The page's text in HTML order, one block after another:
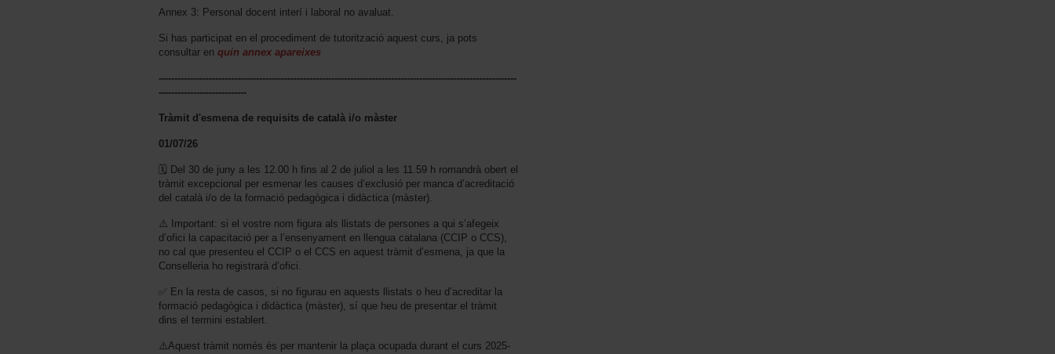
Annex 3: Personal docent interí i laboral no avaluat.
Si has participat en el procediment de tutorització aquest curs, ja pots
consultar en quin annex apareixes
------------------------------------------------------------------------------------------------------------------
----------------------------
Tràmit d'esmena de requisits de català i/o màster
01/07/26
🗓️ Del 30 de juny a les 12.00 h fins al 2 de juliol a les 11.59 h romandrà obert el
tràmit excepcional per esmenar les causes d’exclusió per manca d’acreditació
del català i/o de la formació pedagògica i didàctica (màster).
⚠️ Important: si el vostre nom figura als llistats de persones a qui s’afegeix
d’ofici la capacitació per a l’ensenyament en llengua catalana (CCIP o CCS),
no cal que presenteu el CCIP o el CCS en aquest tràmit d’esmena, ja que la
Conselleria ho registrarà d’ofici.
✅ En la resta de casos, si no figurau en aquests llistats o heu d’acreditar la
formació pedagògica i didàctica (màster), sí que heu de presentar el tràmit
dins el termini establert.
⚠️Aquest tràmit només és per mantenir la plaça ocupada durant el curs 2025-